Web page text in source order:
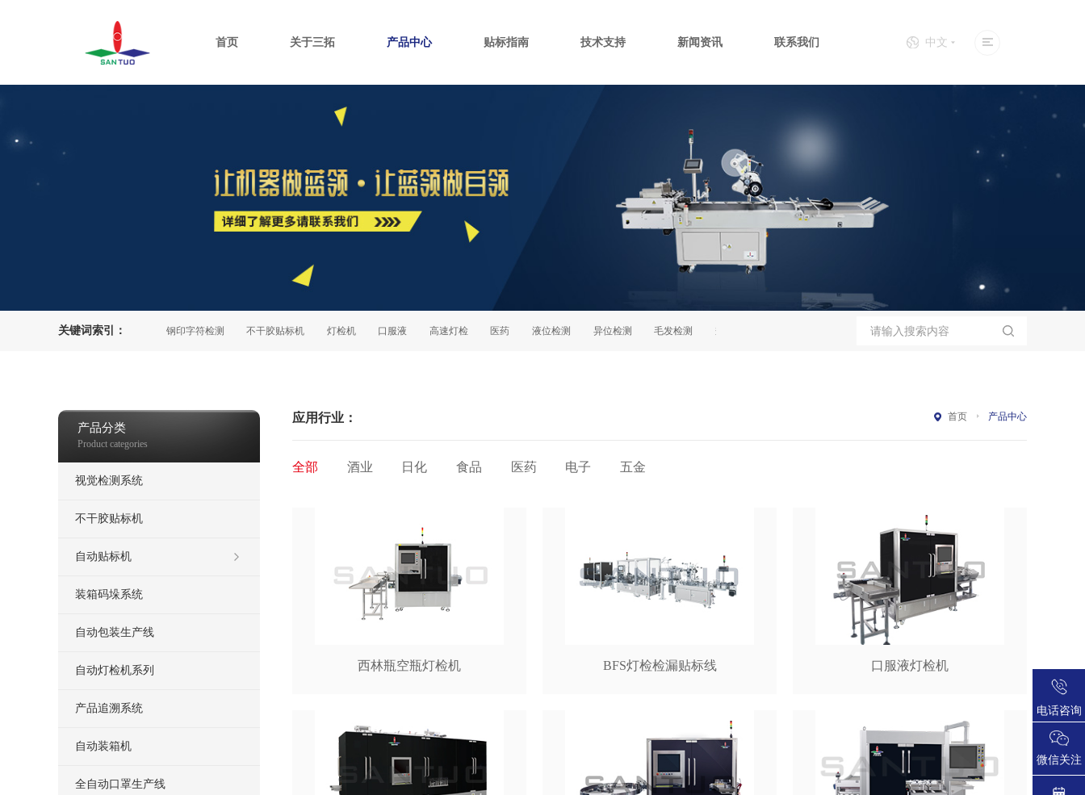
首页 关于三拓 产品中心 贴标指南 技术支持 新闻资讯 联系我们 中文
关键词索引：
三期OCR检测 钢印字符检测 不干胶贴标机 灯检机 口服液 高速灯检 液位检测 异位检测 毛发检测 瓶盖检测 灯检设备 自动贴标 机器人贴标
产品分类
Product categories
视觉检测系统
不干胶贴标机
自动贴标机
装箱码垛系统
自动包装生产线
自动灯检机系列
产品追溯系统
自动装箱机
全自动口罩生产线
应用行业： 首页 产品中心
全部 酒业 日化 食品 医药 电子 五金
西林瓶空瓶灯检机 BFS灯检检漏贴标线 口服液灯检机
电话咨询
微信关注